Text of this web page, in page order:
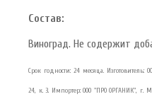
Состав:
Виноград. Не содержит
Срок годности: 24 месяца. Изготовитель:
24, к. 3. Импортер: ООО "ПРО ОРГАНИК",